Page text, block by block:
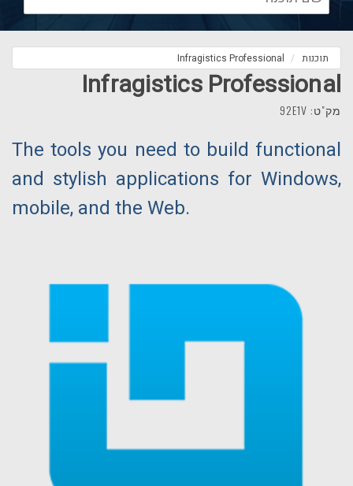
תוכנות Infragistics Professional
Infragistics Professional
מק"ט: 92E1V
The tools you need to build functional
and stylish applications for Windows,
mobile, and the Web.